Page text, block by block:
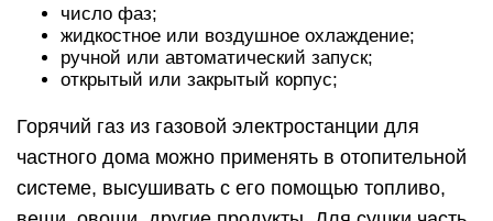
число фаз;
жидкостное или воздушное охлаждение;
ручной или автоматический запуск;
открытый или закрытый корпус;
Горячий газ из газовой электростанции для
частного дома можно применять в отопительной
системе, высушивать с его помощью топливо,